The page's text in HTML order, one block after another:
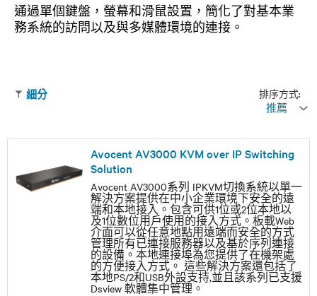
通過單個鍵盤，螢幕和滑鼠設置，簡化了對基本業
務系統的訪問以及與多媒體環境的連接。
排序方式:
推薦
細分
Avocent AV3000 KVM over IP Switching
Solution
Avocent AV3000系列 IPKVM切換系統以單一
解決方案提供在中小企業環境下安全的遠
端和本地接入。包含可供1位或2位本地以
及1位數位用戶使用的接入方式。板載Web
介面可以從任意地點用遠端而安全的方式
管理所有已連接服務器以及基於序列連接
的設備。本地連接埠為您提供了在機架處
的方便接入方式。 這些解決方案還包括了
本地PS/2和USB外設支持,並且該系列已支援
Dsview 軟體集中管理。